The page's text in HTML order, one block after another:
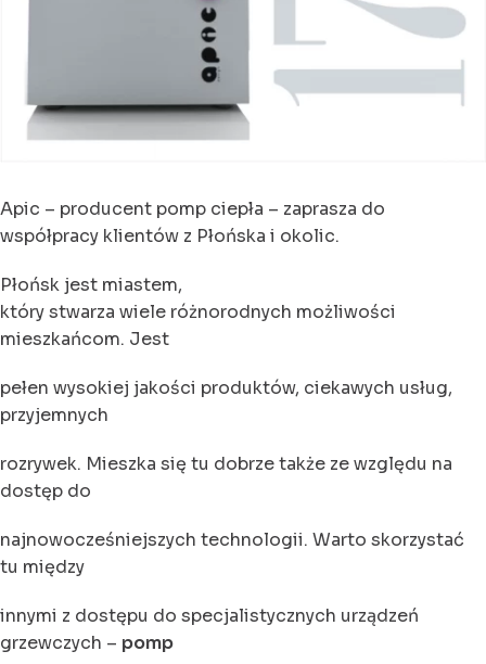
Apic – producent pomp ciepła – zaprasza do
współpracy klientów z Płońska i okolic.
Płońsk jest miastem,
który stwarza wiele różnorodnych możliwości
mieszkańcom. Jest
pełen wysokiej jakości produktów, ciekawych usług,
przyjemnych
rozrywek. Mieszka się tu dobrze także ze względu na
dostęp do
najnowocześniejszych technologii. Warto skorzystać
tu między
innymi z dostępu do specjalistycznych urządzeń
grzewczych – pomp